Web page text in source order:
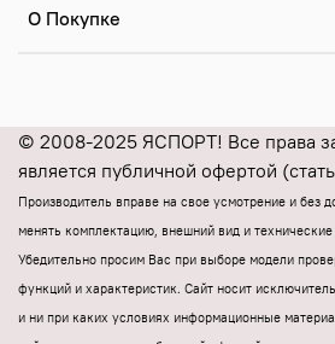
О Покупке
© 2008-2025 ЯСПОРТ! Все права
является публичной офертой
Производитель вправе на свое усмотрение и без
менять комплектацию, внешний вид и
Убедительно просим Вас при выборе модели
функций и характеристик. Cайт носит
и ни при каких условиях информационные